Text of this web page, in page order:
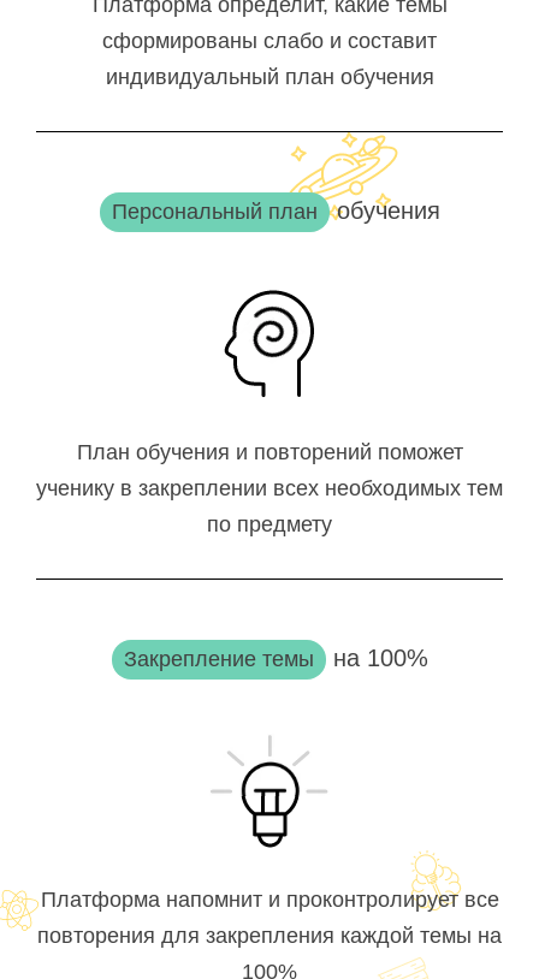
Платформа определит, какие темы
сформированы слабо и составит
индивидуальный план обучения
Персональный план обучения
План обучения и повторений поможет
ученику в закреплении всех необходимых тем
по предмету
Закрепление темы на 100%
Платформа напомнит и проконтролирует все
повторения для закрепления каждой темы на
100%